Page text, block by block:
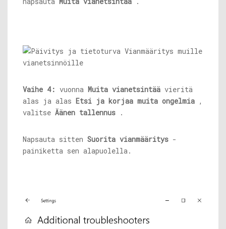
Vaihe 4: vuonna Muita vianetsintää vieritä
alas ja alas Etsi ja korjaa muita ongelmia ,
valitse Äänen tallennus .
Napsauta sitten Suorita vianmääritys -
painiketta sen alapuolella.